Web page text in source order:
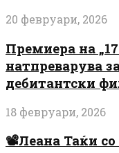
20 февруари, 2026
Премиера на
натпреварува
дебитантски
18 февруари, 2026
📽️Леана Таќи со